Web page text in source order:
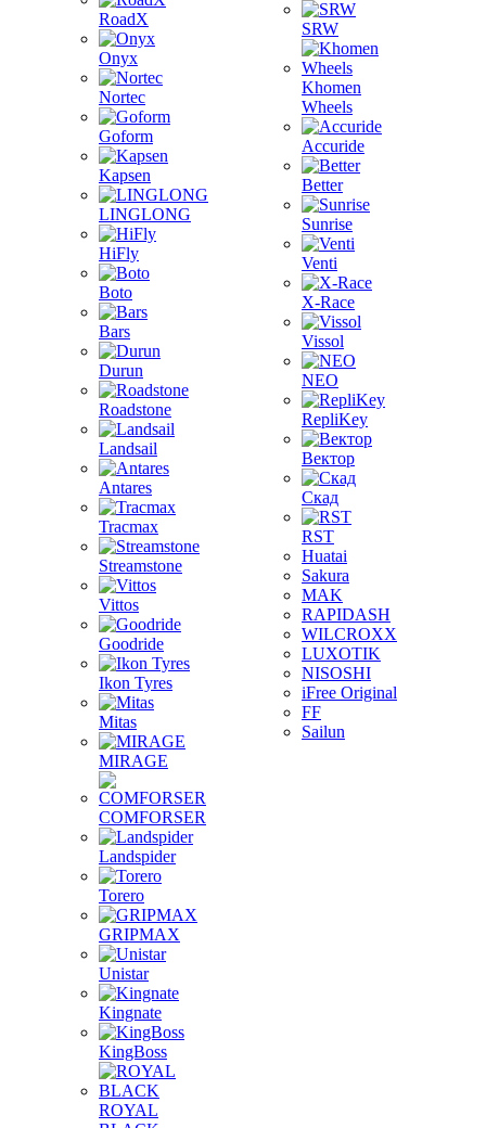
RoadX
Onyx
Nortec
Goform
Kapsen
LINGLONG
HiFly
Boto
Bars
Durun
Roadstone
Landsail
Antares
Tracmax
Streamstone
Vittos
Goodride
Ikon Tyres
Mitas
MIRAGE
COMFORSER
Landspider
Torero
GRIPMAX
Unistar
Kingnate
KingBoss
ROYAL
SRW
Khomen
Wheels
Accuride
Better
Sunrise
Venti
X-Race
Vissol
NEO
RepliKey
Вектор
Скад
RST
Huatai
Sakura
MAK
RAPIDASH
WILCROXX
LUXOTIK
NISOSHI
iFree Original
FF
Sailun